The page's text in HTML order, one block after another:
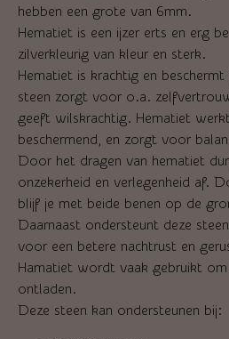
hebben een grote van 6mm.
Hematiet is een ijzer erts en erg
zilverkleurig van kleur en sterk.
Hematiet is krachtig en
steen zorgt voor o.a.
geeft wilskrachtig. Hematiet
beschermend, en zorgt voor
Door het dragen van hematiet
onzekerheid en verlegenheid af.
blijf je met beide benen op de
Daarnaast ondersteunt deze
voor een betere nachtrust en
Hamatiet wordt vaak gebruikt om
ontladen.
Deze steen kan ondersteunen bij: